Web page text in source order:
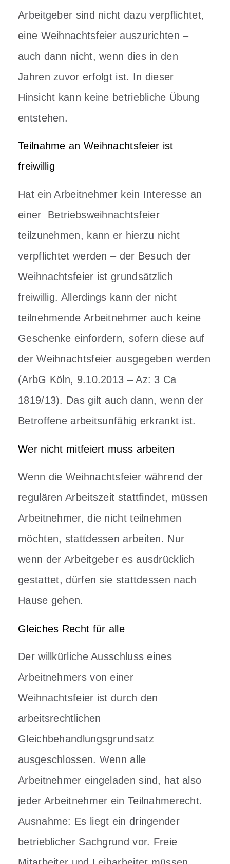
Arbeitgeber sind nicht dazu verpflichtet,
eine Weihnachtsfeier auszurichten –
auch dann nicht, wenn dies in den
Jahren zuvor erfolgt ist. In dieser
Hinsicht kann keine betriebliche Übung
entstehen.
Teilnahme an Weihnachtsfeier ist
freiwillig
Hat ein Arbeitnehmer kein Interesse an
einer Betriebsweihnachtsfeier
teilzunehmen, kann er hierzu nicht
verpflichtet werden – der Besuch der
Weihnachtsfeier ist grundsätzlich
freiwillig. Allerdings kann der nicht
teilnehmende Arbeitnehmer auch keine
Geschenke einfordern, sofern diese auf
der Weihnachtsfeier ausgegeben werden
(ArbG Köln, 9.10.2013 – Az: 3 Ca
1819/13). Das gilt auch dann, wenn der
Betroffene arbeitsunfähig erkrankt ist.
Wer nicht mitfeiert muss arbeiten
Wenn die Weihnachtsfeier während der
regulären Arbeitszeit stattfindet, müssen
Arbeitnehmer, die nicht teilnehmen
möchten, stattdessen arbeiten. Nur
wenn der Arbeitgeber es ausdrücklich
gestattet, dürfen sie stattdessen nach
Hause gehen.
Gleiches Recht für alle
Der willkürliche Ausschluss eines
Arbeitnehmers von einer
Weihnachtsfeier ist durch den
arbeitsrechtlichen
Gleichbehandlungsgrundsatz
ausgeschlossen. Wenn alle
Arbeitnehmer eingeladen sind, hat also
jeder Arbeitnehmer ein Teilnahmerecht.
Ausnahme: Es liegt ein dringender
betrieblicher Sachgrund vor. Freie